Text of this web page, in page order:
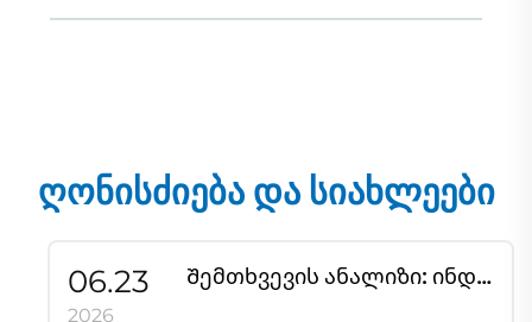
ᲦᲝᲜᲘᲡᲫᲘᲔᲑᲐ ᲓᲐ ᲡᲘᲐᲮᲚᲔᲔᲑᲘ
06.23
2026
Შემთხვევის ანალიზი: ინდივიდუალურად შექმნილი აფეთქების წინააღმდეგ დაცული გვერდითი არხის ჟანგვა უზრუნველყოფს ბიოგაზის ენერგიის წარმოებას გერმანიაში